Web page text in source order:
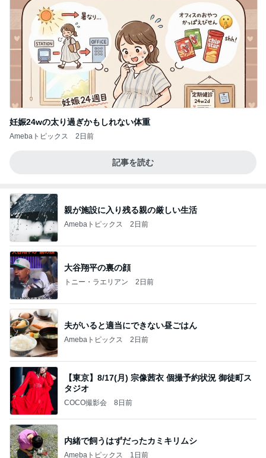
妊娠24wの太り過ぎかもしれない体重
Amebaトピックス 2日前
記事を読む
親が施設に入り残る親の厳しい生活
Amebaトピックス 2日前
大谷翔平の裏の顔
トニー・ラエリアン 2日前
夫がいると適当にできない昼ごはん
Amebaトピックス 2日前
【東京】8/17(月) 宗像茜衣 個撮予約状況 御徒町ス
タジオ
COCO撮影会 8日前
内緒で飼うはずだったカミキリムシ
Amebaトピックス 1日前